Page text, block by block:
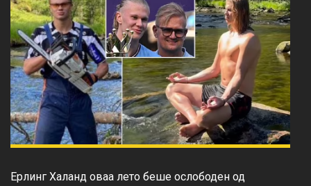
Ерлинг Халанд оваа лето беше ослободен од